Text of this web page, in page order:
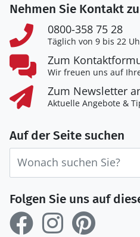
Nehmen Sie Kontakt
0800-358 75 28
Täglich von 9 bis 22
Zum
Wir freuen uns auf
Zum Newsletter
Aktuelle Angebote &
Auf der Seite suchen
Folgen Sie uns auf